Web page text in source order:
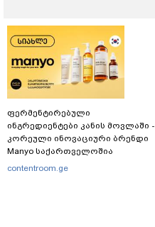
ფერმენტირებული
ინგრედიენტები კანის მოვლაში -
კორეული ინოვაციური ბრენდი
Manyo საქართველოშია
contentroom.ge